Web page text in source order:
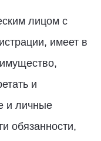
лицом с
имеет в
и
и личные
обязанности,